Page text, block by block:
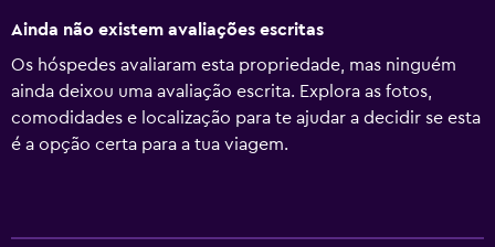
Ainda não existem avaliações escritas
Os hóspedes avaliaram esta propriedade, mas ninguém
ainda deixou uma avaliação escrita. Explora as fotos,
comodidades e localização para te ajudar a decidir se esta
é a opção certa para a tua viagem.